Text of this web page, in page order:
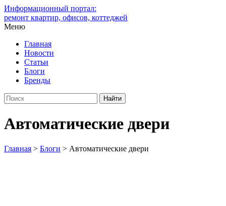
Информационный портал:
ремонт квартир, офисов, коттеджей
Меню
Главная
Новости
Статьи
Блоги
Бренды
Автоматические двери
Главная > Блоги > Автоматические двери